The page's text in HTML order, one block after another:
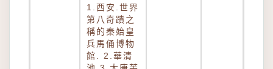
1.西安.世界
第八奇蹟之
稱的秦始皇
兵馬俑博物
館. 2.華清